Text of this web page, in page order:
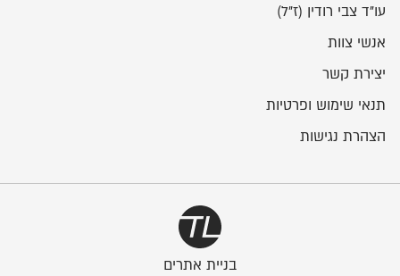
עו"ד צבי רודין (ז"ל)
אנשי צוות
יצירת קשר
תנאי שימוש ופרטיות
הצהרת נגישות
בניית אתרים